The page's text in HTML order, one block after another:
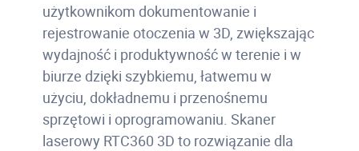
użytkownikom dokumentowanie i
rejestrowanie otoczenia w 3D, zwiększając
wydajność i produktywność w terenie i w
biurze dzięki szybkiemu, łatwemu w
użyciu, dokładnemu i przenośnemu
sprzętowi i oprogramowaniu. Skaner
laserowy RTC360 3D to rozwiązanie dla